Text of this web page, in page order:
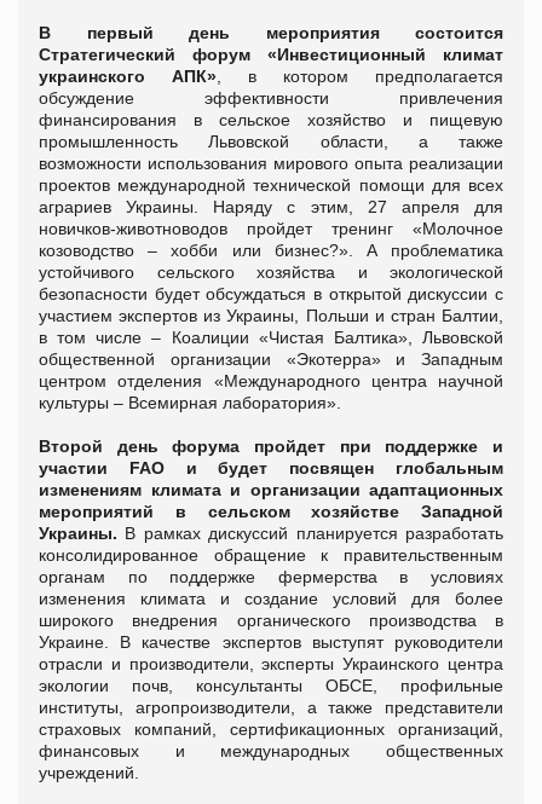
В первый день мероприятия состоится
Стратегический форум «Инвестиционный климат
украинского АПК» , в котором предполагается
обсуждение эффективности привлечения
финансирования в сельское хозяйство и пищевую
промышленность Львовской области, а также
возможности использования мирового опыта реализации
проектов международной технической помощи для всех
аграриев Украины. Наряду с этим, 27 апреля для
новичков-животноводов пройдет тренинг «Молочное
козоводство – хобби или бизнес?». А проблематика
устойчивого сельского хозяйства и экологической
безопасности будет обсуждаться в открытой дискуссии с
участием экспертов из Украины, Польши и стран Балтии,
в том числе – Коалиции «Чистая Балтика», Львовской
общественной организации «Экотерра» и Западным
центром отделения «Международного центра научной
культуры – Всемирная лаборатория».
Второй день форума пройдет при поддержке и
участии FAO и будет посвящен глобальным
изменениям климата и организации адаптационных
мероприятий в сельском хозяйстве Западной
Украины. В рамках дискуссий планируется разработать
консолидированное обращение к правительственным
органам по поддержке фермерства в условиях
изменения климата и создание условий для более
широкого внедрения органического производства в
Украине. В качестве экспертов выступят руководители
отрасли и производители, эксперты Украинского центра
экологии почв, консультанты ОБСЕ, профильные
институты, агропроизводители, а также представители
страховых компаний, сертификационных организаций,
финансовых и международных общественных
учреждений.